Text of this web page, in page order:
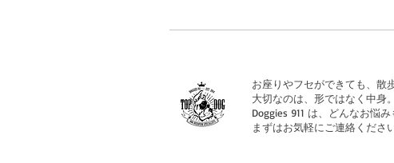
お座りやフセができても、散
大切なのは、形ではなく中身
Doggies 911 は、どんなお悩
まずはお気軽にご連絡くださ